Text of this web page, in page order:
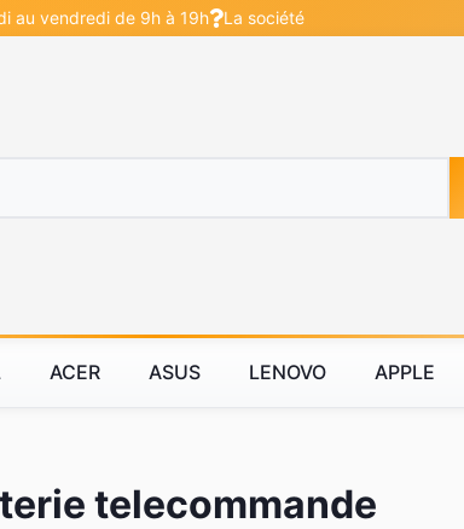
au vendredi de 9h à 19h La société
ACER ASUS LENOVO APPLE
telecommande